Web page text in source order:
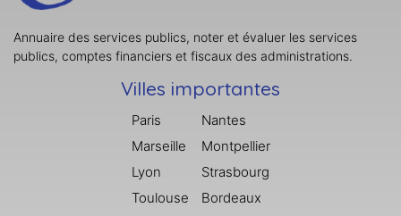
Annuaire des services publics, noter et évaluer les services
publics, comptes financiers et fiscaux des administrations.
Villes importantes
Paris
Marseille
Lyon
Toulouse
Nantes
Montpellier
Strasbourg
Bordeaux